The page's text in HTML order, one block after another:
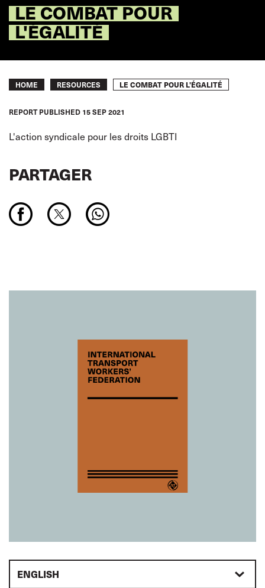
LE COMBAT POUR
L'ÉGALITÉ
Breadcrumb
HOME RESOURCES LE COMBAT POUR L'ÉGALITÉ
REPORT PUBLISHED 15 SEP 2021
L'action syndicale pour les droits LGBTI
PARTAGER
ENGLISH